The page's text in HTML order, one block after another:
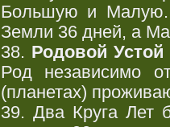
Большую и Малую.
Земли 36 дней, а
38. Родовой Устой
Род независимо
(планетах)
39. Два Круга Лет